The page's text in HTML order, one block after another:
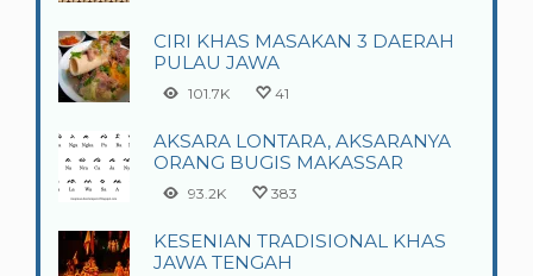
CIRI KHAS MASAKAN 3 DAERAH
PULAU JAWA
101.7K 41
AKSARA LONTARA, AKSARANYA
ORANG BUGIS MAKASSAR
93.2K 383
KESENIAN TRADISIONAL KHAS
JAWA TENGAH